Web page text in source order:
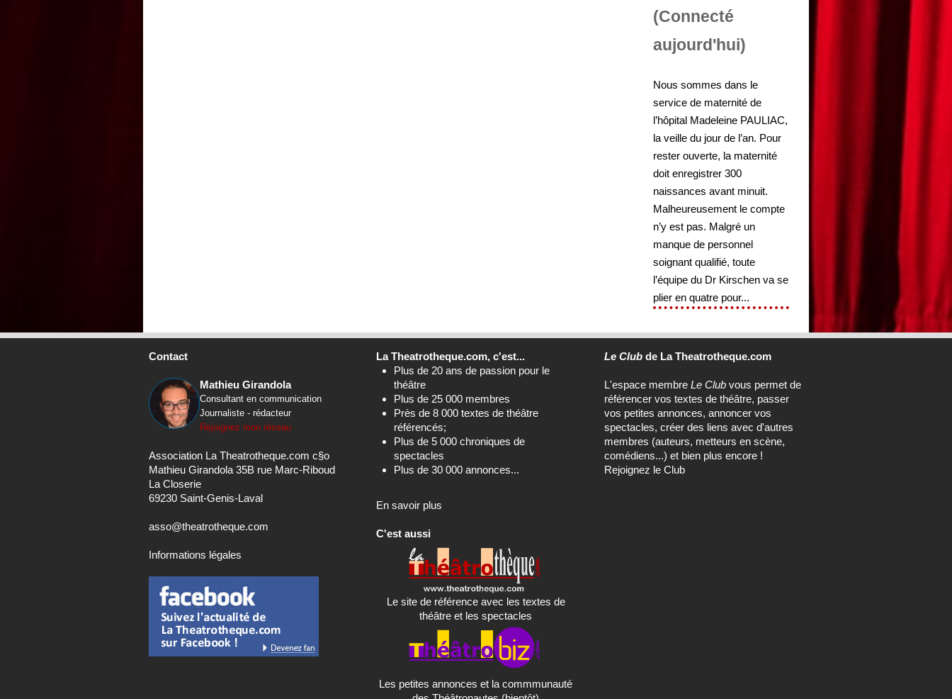
(Connecté
aujourd'hui)
Nous sommes dans le
service de maternité de
l’hôpital Madeleine PAULIAC,
la veille du jour de l’an. Pour
rester ouverte, la maternité
doit enregistrer 300
naissances avant minuit.
Malheureusement le compte
n’y est pas. Malgré un
manque de personnel
soignant qualifié, toute
l’équipe du Dr Kirschen va se
plier en quatre pour...
Contact
Mathieu Girandola
Consultant en communication
Journaliste - rédacteur
Rejoignez mon réseau
Association La Theatrotheque.com c§o
Mathieu Girandola 35B rue Marc-Riboud
La Closerie
69230 Saint-Genis-Laval
asso@theatrotheque.com
Informations légales
La Theatrotheque.com, c'est...
Plus de 20 ans de passion pour le
théâtre
Plus de 25 000 membres
Près de 8 000 textes de théâtre
référencés;
Plus de 5 000 chroniques de
spectacles
Plus de 30 000 annonces...
En savoir plus
C'est aussi
Le site de référence avec les textes de
théâtre et les spectacles
Les petites annonces et la commmunauté
Le Clubde La Theatrotheque.com
L'espace membre Le Clubvous permet de
référencer vos textes de théâtre, passer
vos petites annonces, annoncer vos
spectacles, créer des liens avec d'autres
membres (auteurs, metteurs en scène,
comédiens...) et bien plus encore !
Rejoignez le Club